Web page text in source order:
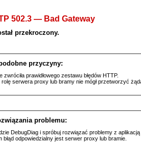
502.3 — Bad Gateway
przekroczony.
przyczyny:
zwróciła prawidłowego zestawu błędów HTTP.
rolę serwera proxy lub bramy nie mógł przetworzyć
problemu:
DebugDiag i spróbuj rozwiązać problemy z
błąd odpowiedzialny jest serwer proxy lub bramie.